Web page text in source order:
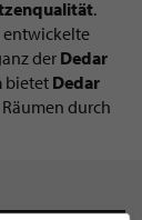
.
der Dedar
bietet Dedar
Räumen durch